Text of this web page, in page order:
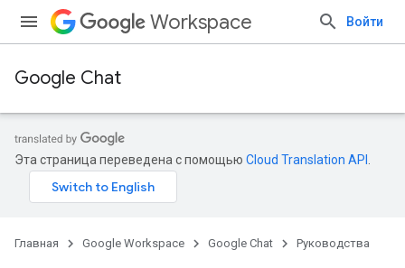
Workspace Войти
Google Chat
Эта страница переведена с помощью Cloud Translation API
Главная Google Workspace Google Chat Руководства